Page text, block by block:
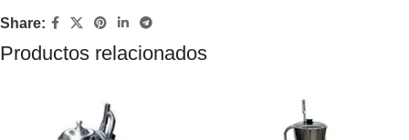
Share:
Productos relacionados